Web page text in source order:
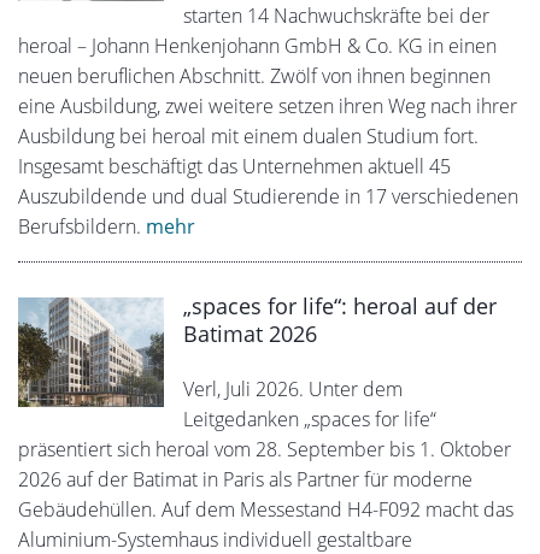
starten 14 Nachwuchskräfte bei der
heroal – Johann Henkenjohann GmbH & Co. KG in einen
neuen beruflichen Abschnitt. Zwölf von ihnen beginnen
eine Ausbildung, zwei weitere setzen ihren Weg nach ihrer
Ausbildung bei heroal mit einem dualen Studium fort.
Insgesamt beschäftigt das Unternehmen aktuell 45
Auszubildende und dual Studierende in 17 verschiedenen
Berufsbildern. mehr
„spaces for life“: heroal auf der
Batimat 2026
Verl, Juli 2026. Unter dem
Leitgedanken „spaces for life“
präsentiert sich heroal vom 28. September bis 1. Oktober
2026 auf der Batimat in Paris als Partner für moderne
Gebäudehüllen. Auf dem Messestand H4-F092 macht das
Aluminium-Systemhaus individuell gestaltbare